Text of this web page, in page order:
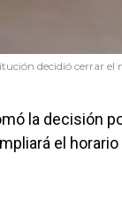
decidió cerrar el
la decisión
el